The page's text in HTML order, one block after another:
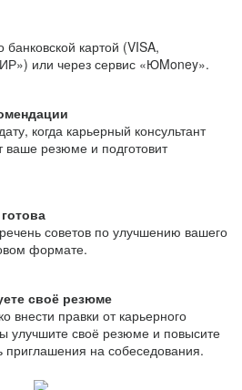
картой (VISA,
или через сервис «ЮMoney».
когда карьерный консультант
ваше резюме и подготовит
советов по улучшению вашего
формате.
своё резюме
внести правки от карьерного
улучшите своё резюме и повысите
приглашения на собеседования.